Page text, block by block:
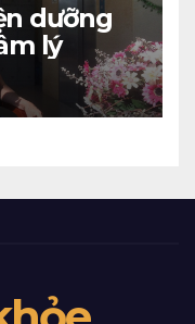
dưỡng
lý